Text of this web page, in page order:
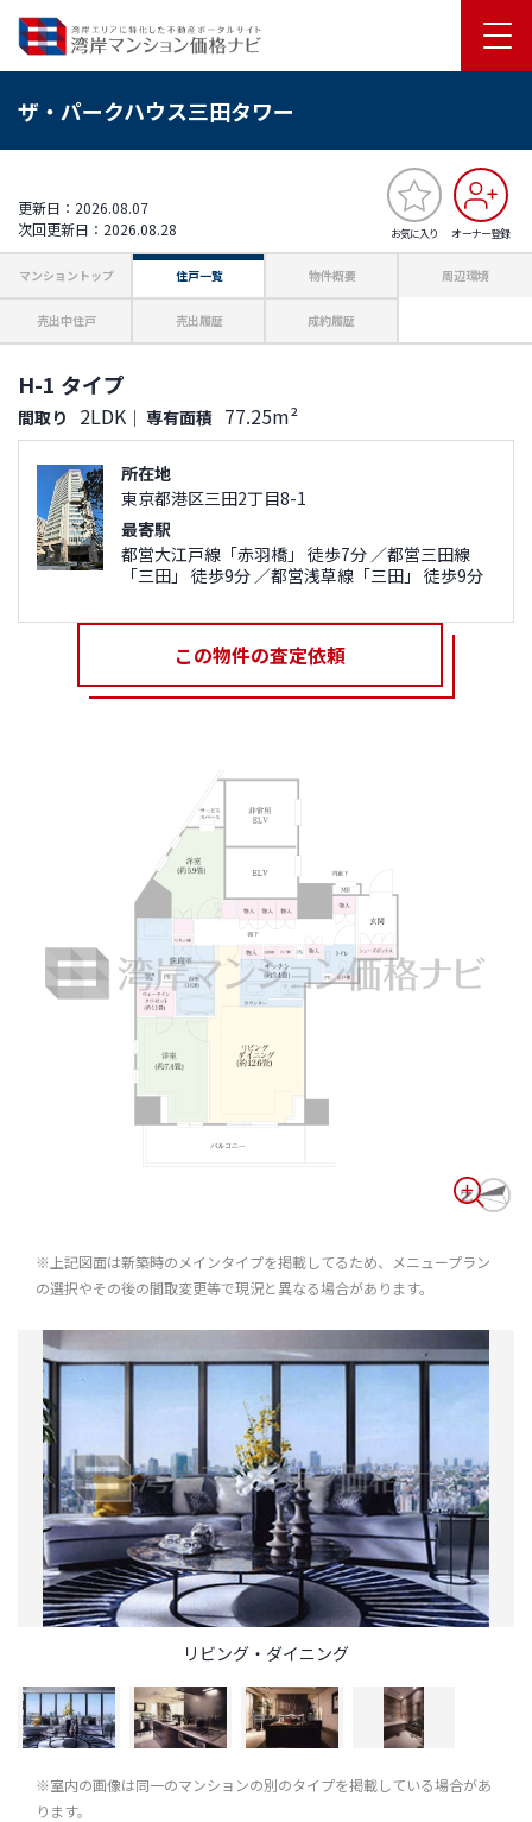
ザ・パークハウス三田タワー
お気に入り オーナー登録
更新日：2026.08.07
次回更新日：2026.08.28
マンショントップ 住戸一覧 物件概要 周辺環境
売出中住戸 売出履歴 成約履歴
H-1 タイプ
間取り 2LDK ｜ 専有面積 77.25m²
所在地
東京都港区三田2丁目8-1
最寄駅
都営大江戸線「赤羽橋」 徒歩7分 ／都営三田線
「三田」 徒歩9分 ／都営浅草線「三田」 徒歩9分
この物件の査定依頼
※上記図面は新築時のメインタイプを掲載してるため、メニュープラン
の選択やその後の間取変更等で現況と異なる場合があります。
リビング・ダイニング
※室内の画像は同一のマンションの別のタイプを掲載している場合があ
ります。